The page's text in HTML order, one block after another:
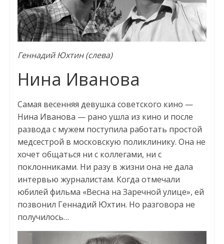
Геннадий Юхтин (слева)
Нина Иванова
Самая весенняя девушка советского кино —
Нина Иванова — рано ушла из кино и после
развода с мужем поступила работать простой
медсестрой в московскую поликлинику. Она не
хочет общаться ни с коллегами, ни с
поклонниками. Ни разу в жизни она не дала
интервью журналистам. Когда отмечали
юбилей фильма «Весна на Заречной улице», ей
позвонил Геннадий Юхтин. Но разговора не
получилось…